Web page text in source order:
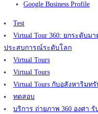
Google Business Profile
Test
Virtual Tour 360: ยกระดับมา
ประสบการณ์ระดับโลก
Virtual Tours
Virtual Tours
Virtual Tours กับอสังหาริมทรั
ทดสอบ
บริการ ถ่ายภาพ 360 องศา รั